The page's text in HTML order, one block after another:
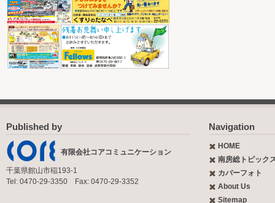
Published by
有限会社コアコミュニケーション
千葉県館山市稲193-1
Tel: 0470-29-3350 Fax: 0470-29-3352
Navigation
HOME
南房総トピック
カバーフォト
About Us
Sitemap